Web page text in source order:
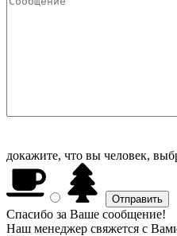
докажите, что вы человек,
Спасибо за Ваше сообщение!
Наш менеджер свяжется с